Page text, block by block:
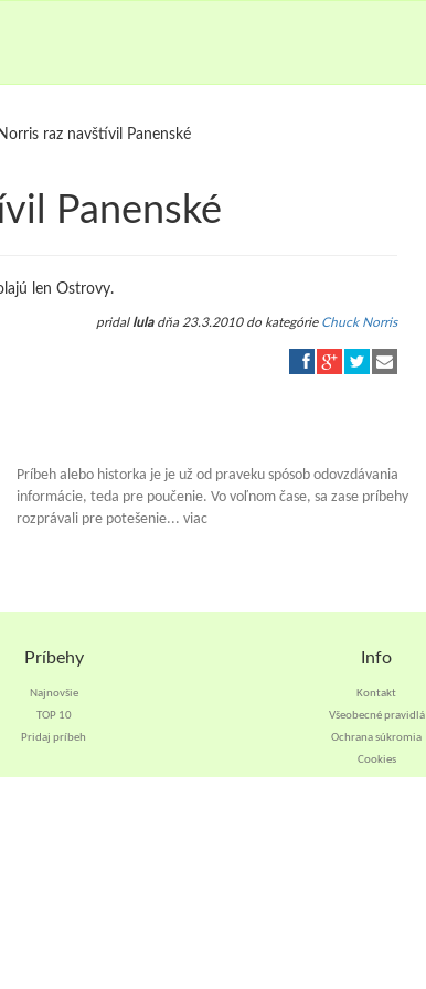
raz navštívil Panenské
Panenské
len Ostrovy.
pridal luladňa 23.3.2010 do kategórie Chuck Norris
Príbeh alebo historka je je už od praveku spósob odovzdávania
informácie, teda pre poučenie. Vo voľnom čase, sa zase príbehy
rozprávali pre potešenie... viac
Príbehy
Najnovšie
TOP 10
Pridaj príbeh
Info
Kontakt
Všeobecné pravidlá
Ochrana súkromia
Cookies